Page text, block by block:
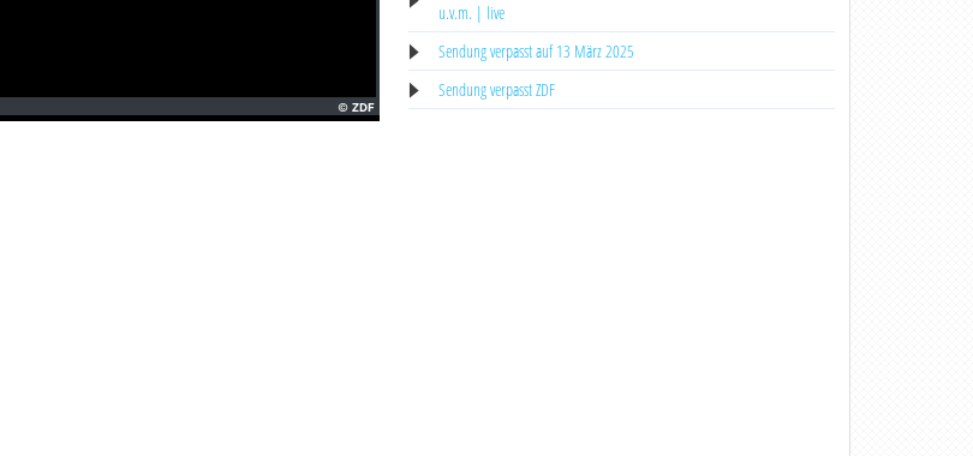
u.v.m. | live
Sendung verpasst auf 13 März 2025
Sendung verpasst ZDF